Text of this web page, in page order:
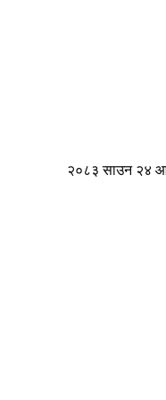
२०८३ साउन २४